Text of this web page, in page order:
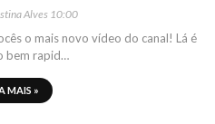
Alves 10:00
o mais novo vídeo do canal! Lá é
bem rapid…
MAIS »